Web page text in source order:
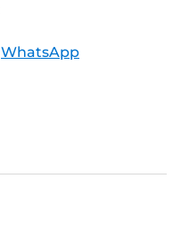
WhatsApp